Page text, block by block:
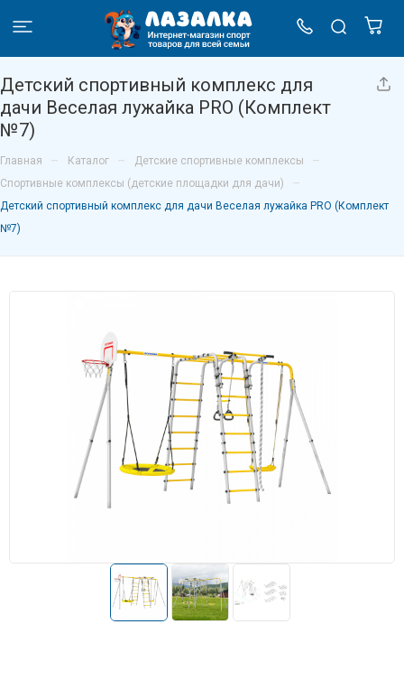
Детский спортивный комплекс для
дачи Веселая лужайка PRO (Комплект
№7)
Главная – Каталог – Детские спортивные комплексы –
Спортивные комплексы (детские площадки для дачи) –
Детский спортивный комплекс для дачи Веселая лужайка PRO (Комплект
№7)